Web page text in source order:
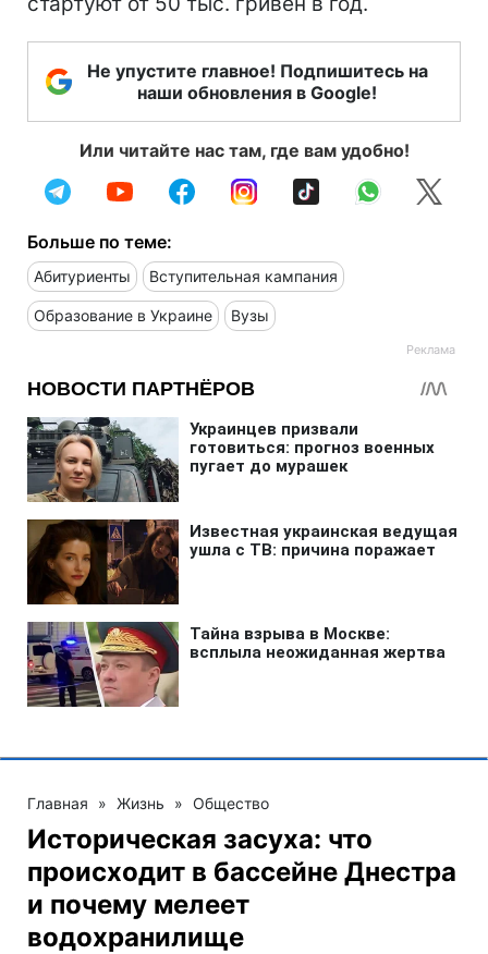
Не упустите главное! Подпишитесь на
наши обновления в Google!
Или читайте нас там, где вам удобно!
Больше по теме:
Абитуриенты Вступительная кампания
Образование в Украине Вузы
Главная » Жизнь » Общество
Историческая засуха: что
происходит в бассейне Днестра
и почему мелеет
водохранилище